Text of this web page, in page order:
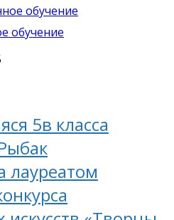
обучение
обучение
5в класса
лауреатом